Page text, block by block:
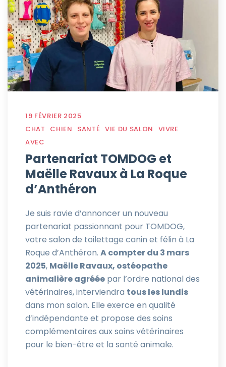
19 FÉVRIER 2025
CHAT
CHIEN SANTÉ VIE DU SALON
VIVRE
AVEC
Partenariat TOMDOG et
Maëlle Ravaux à La Roque
d’Anthéron
Je suis ravie d’annoncer un nouveau
partenariat passionnant pour TOMDOG,
votre salon de toilettage canin et félin à La
Roque d’Anthéron. A compter du 3 mars
2025, Maëlle Ravaux, ostéopathe
animalière agréée par l’ordre national des
vétérinaires, interviendra tous les lundis
dans mon salon. Elle exerce en qualité
d’indépendante et propose des soins
complémentaires aux soins vétérinaires
pour le bien-être et la santé animale.